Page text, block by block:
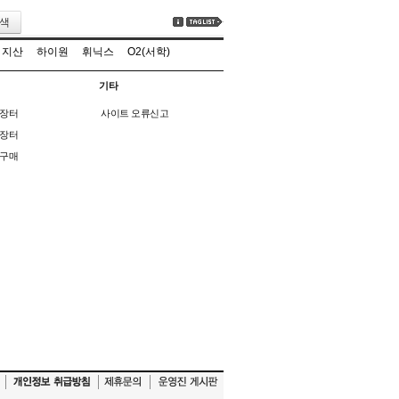
지산 하이원 휘닉스 O2(서학)
터
터
매
기타
사이트 오류신고